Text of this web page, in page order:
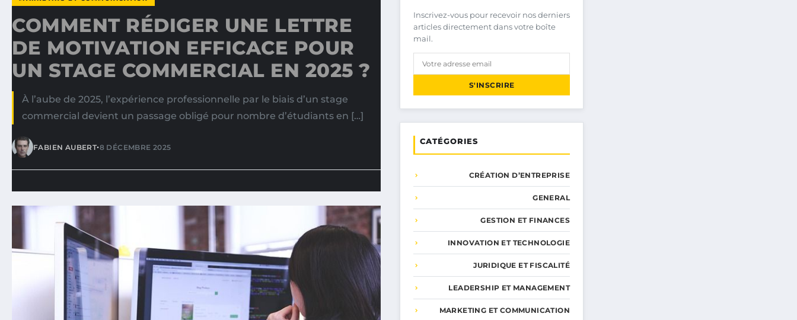
COMMENT RÉDIGER UNE LETTRE
DE MOTIVATION EFFICACE POUR
UN STAGE COMMERCIAL EN 2025 ?
À l’aube de 2025, l’expérience professionnelle par le biais d’un stage
commercial devient un passage obligé pour nombre d’étudiants en […]
FABIEN AUBERT•8 DÉCEMBRE 2025
Inscrivez-vous pour recevoir nos derniers
articles directement dans votre boîte
mail.
S'INSCRIRE
CATÉGORIES
CRÉATION D’ENTREPRISE
GENERAL
GESTION ET FINANCES
INNOVATION ET TECHNOLOGIE
JURIDIQUE ET FISCALITÉ
LEADERSHIP ET MANAGEMENT
MARKETING ET COMMUNICATION